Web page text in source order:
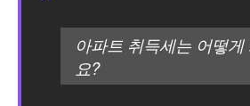
아파트 취득세는 어떻게
요?